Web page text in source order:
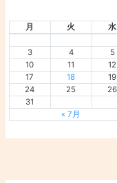
月 火 水
3
4 5
10
11 12
17
18 19
24
25 26
31
« 7月